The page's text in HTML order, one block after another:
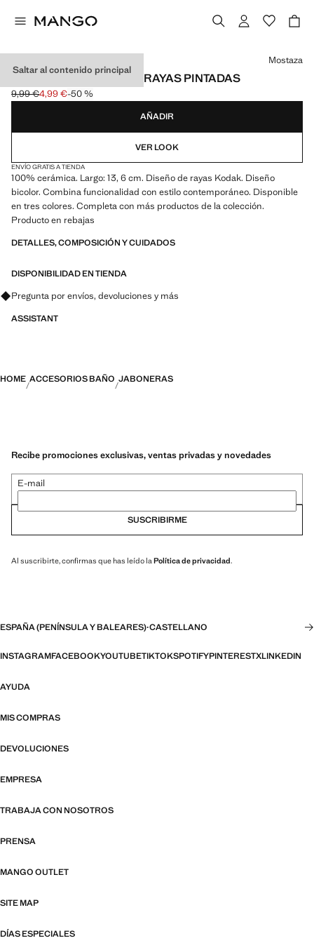
Saltar al contenido principal
JABONERA CERÁMICA RAYAS PINTADAS
Precio inicial tachado [9,99 € ]
9,99 €
Precio actual [4,99 € ]
4,99 €-50 %
Selecciona un color
Mostaza
AÑADIR
VER LOOK
ENVÍO GRATIS A TIENDA
100% cerámica. Largo: 13, 6 cm. Diseño de rayas Kodak. Diseño
bicolor. Combina funcionalidad con estilo contemporáneo. Disponible
en tres colores. Completa con más productos de la colección.
Producto en rebajas
DETALLES, COMPOSICIÓN Y CUIDADOS
DISPONIBILIDAD EN TIENDA
Pregunta por envíos, devoluciones y más
ASSISTANT
HOME ACCESORIOS BAÑO JABONERAS
Recibe promociones exclusivas, ventas privadas y novedades
E-mail
SUSCRIBIRME
Al suscribirte, confirmas que has leído la Política de privacidad.
ESPAÑA (PENÍNSULA Y BALEARES)·CASTELLANO
INSTAGRAMFACEBOOKYOUTUBETIKTOKSPOTIFYPINTERESTXLINKEDIN
AYUDA
MIS COMPRAS
DEVOLUCIONES
EMPRESA
TRABAJA CON NOSOTROS
PRENSA
MANGO OUTLET
SITE MAP
DÍAS ESPECIALES